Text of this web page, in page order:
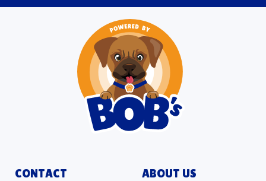
CONTACT ABOUT US